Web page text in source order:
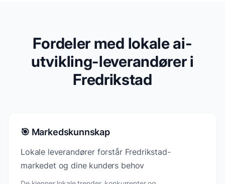
Fordeler med lokale ai-
utvikling-leverandører i
Fredrikstad
🎯 Markedskunnskap
Lokale leverandører forstår Fredrikstad-
markedet og dine kunders behov